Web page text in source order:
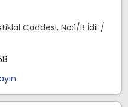
Caddesi, No:1/B İdil /